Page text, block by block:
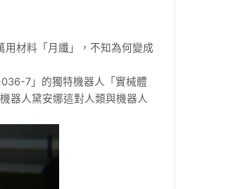
用材料「月纖」，不知為何變成
7 」的獨特機器人「實械體
器人黛安娜這對人類與機器人